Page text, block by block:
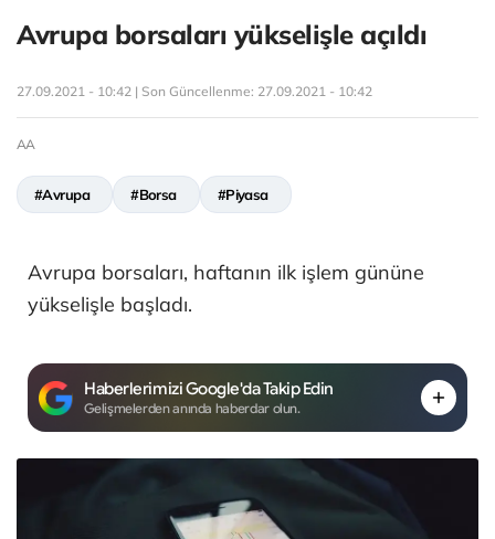
Avrupa borsaları yükselişle açıldı
27.09.2021 - 10:42 | Son Güncellenme: 27.09.2021 - 10:42
AA
#Avrupa #Borsa #Piyasa
Avrupa borsaları, haftanın ilk işlem gününe
yükselişle başladı.
Haberlerimizi Google'da Takip Edin
Gelişmelerden anında haberdar olun.